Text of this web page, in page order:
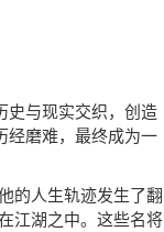
史与现实交织，创造
经磨难，最终成为一
的人生轨迹发生了翻
江湖之中。这些名将